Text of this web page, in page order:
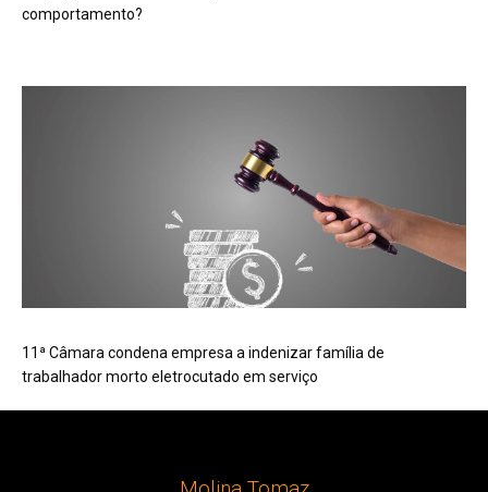
comportamento?
11ª Câmara condena empresa a indenizar família de
trabalhador morto eletrocutado em serviço